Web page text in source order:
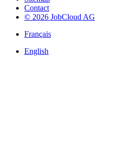
Contact
© 2026 JobCloud AG
Français
English